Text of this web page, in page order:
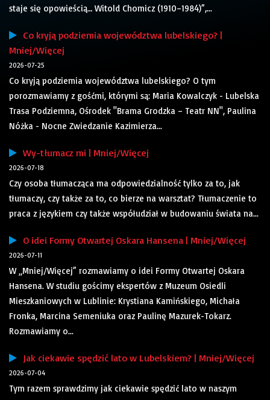
staje się opowieścią… Witold Chomicz (1910–1984)”,...
Co kryją podziemia województwa lubelskiego? |
Mniej/Więcej
2026-07-25
Co kryją podziemia województwa lubelskiego? O tym
porozmawiamy z gośćmi, którymi są: Maria Kowalczyk - Lubelska
Trasa Podziemna, Ośrodek "Brama Grodzka – Teatr NN", Paulina
Nóżka - Nocne Zwiedzanie Kazimierza...
Wy-tłumacz mi | Mniej/Więcej
2026-07-18
Czy osoba tłumacząca ma odpowiedzialność tylko za to, jak
tłumaczy, czy także za to, co bierze na warsztat? Tłumaczenie to
praca z językiem czy także współudział w budowaniu świata na...
O idei Formy Otwartej Oskara Hansena | Mniej/Więcej
2026-07-11
W „Mniej/Więcej” rozmawiamy o idei Formy Otwartej Oskara
Hansena. W studiu gościmy ekspertów z Muzeum Osiedli
Mieszkaniowych w Lublinie: Krystiana Kamińskiego, Michała
Fronka, Marcina Semeniuka oraz Paulinę Mazurek-Tokarz.
Rozmawiamy o...
Jak ciekawie spędzić lato w Lubelskiem? | Mniej/Więcej
2026-07-04
Tym razem sprawdzimy jak ciekawie spędzić lato w naszym